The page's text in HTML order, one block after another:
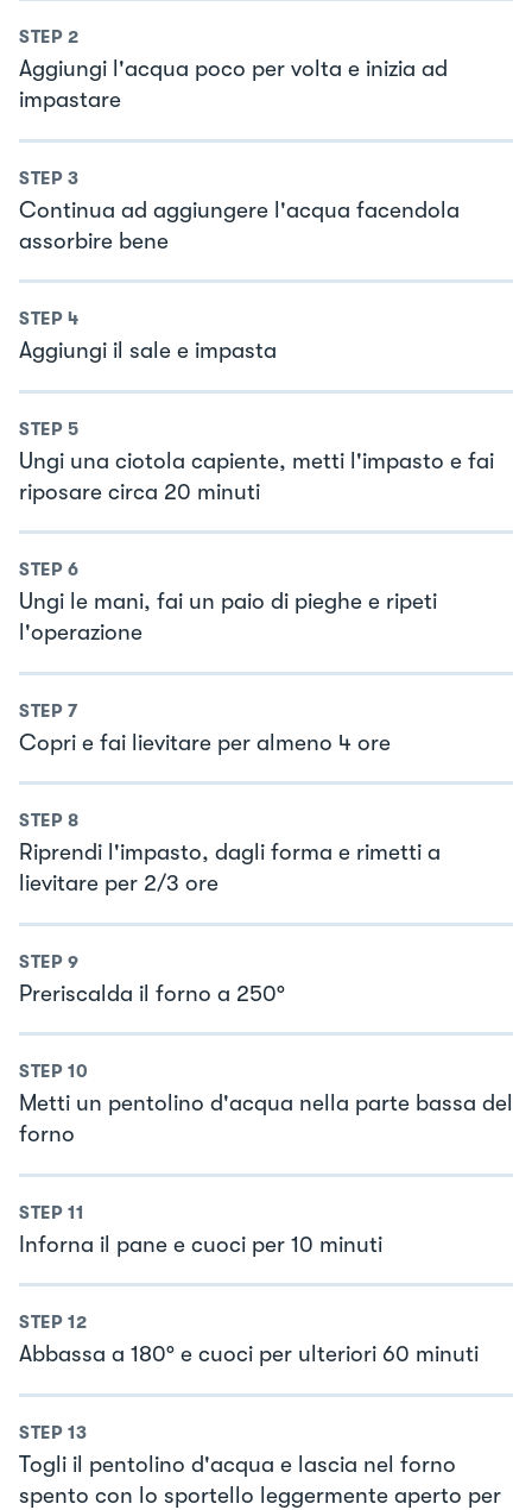
STEP 2
Aggiungi l'acqua poco per volta e inizia ad
impastare
STEP 3
Continua ad aggiungere l'acqua facendola
assorbire bene
STEP 4
Aggiungi il sale e impasta
STEP 5
Ungi una ciotola capiente, metti l'impasto e fai
riposare circa 20 minuti
STEP 6
Ungi le mani, fai un paio di pieghe e ripeti
l'operazione
STEP 7
Copri e fai lievitare per almeno 4 ore
STEP 8
Riprendi l'impasto, dagli forma e rimetti a
lievitare per 2/3 ore
STEP 9
Preriscalda il forno a 250°
STEP 10
Metti un pentolino d'acqua nella parte bassa del
forno
STEP 11
Inforna il pane e cuoci per 10 minuti
STEP 12
Abbassa a 180° e cuoci per ulteriori 60 minuti
STEP 13
Togli il pentolino d'acqua e lascia nel forno
spento con lo sportello leggermente aperto per